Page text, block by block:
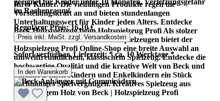
Ihrer Kinder. Die vielfältigen Produkte regen die
Vorstellungskraft an und bieten stundenlangen
Unterhaltungswert für Kinder jeden Alters. Entdecke
Beck Holzspielzeug beim Holzspielzeug Profi Als stolzer
Wiederverkäufer von Beck Holzspielzeugen bietet der
Holzspielzeug Profi Online-Shop eine breite Auswahl an
umweltfreundlichem, klassischem Spielzeug. Entdecke die
hochwertige Qualität und die kreative Welt von Beck und
schenke Deinen Kindern und Enkelkindern ein Stück
nachhaltiges Spielvergnügen. Kreatives Spielzeug aus
nachhaltigem Holz von Beck | Holzspielzeug Profi
im Rachenraum!
Regulärer Preis:16,10 €
Preis inkl. MwSt. zzgl. Versandkosten
Sofort verfügbar, Lieferzeit: * ca. 10 Werktage *
In den Warenkorb